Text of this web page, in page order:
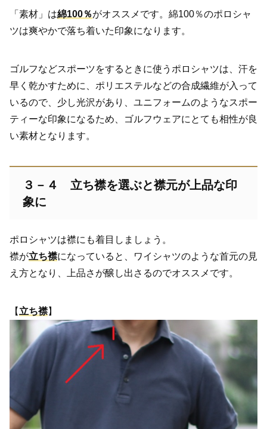
「素材」は綿100％がオススメです。綿100％のポロシャ
ツは爽やかで落ち着いた印象になります。
ゴルフなどスポーツをするときに使うポロシャツは、汗を
早く乾かすために、ポリエステルなどの合成繊維が入って
いるので、少し光沢があり、ユニフォームのようなスポー
ティーな印象になるため、ゴルフウェアにとても相性が良
い素材となります。
３－４ 立ち襟を選ぶと襟元が上品な印
象に
ポロシャツは襟にも着目しましょう。
襟が立ち襟になっていると、ワイシャツのような首元の見
え方となり、上品さが醸し出さるのでオススメです。
【立ち襟】